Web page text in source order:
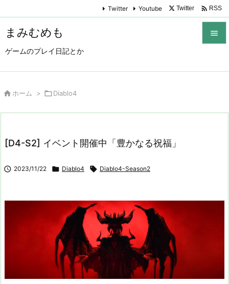
まみむめも
ゲームのプレイ日記とか

Twitter Youtube Twitter  RSS
 ホーム > Diablo4
[D4-S2] イベント開催中「豊かなる祝福」
 2023/11/22  Diablo4  Diablo4-Season2